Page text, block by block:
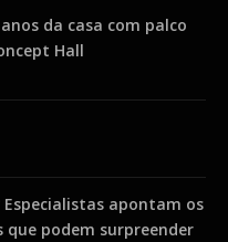
da casa com palco
Hall
Especialistas apontam os
podem surpreender